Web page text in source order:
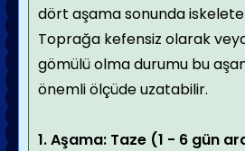
dört aşama sonunda
Toprağa kefensiz olarak
gömülü olma durumu bu
önemli ölçüde uzatabilir.
1. Aşama: Taze (1 - 6 gün